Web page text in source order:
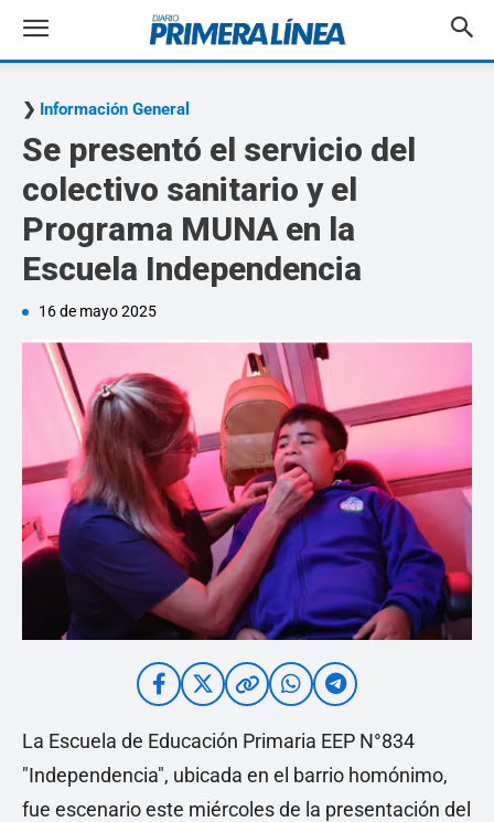
Información General
Se presentó el servicio del
colectivo sanitario y el
Programa MUNA en la
Escuela Independencia
16 de mayo 2025
La Escuela de Educación Primaria EEP N°834
"Independencia", ubicada en el barrio homónimo,
fue escenario este miércoles de la presentación del